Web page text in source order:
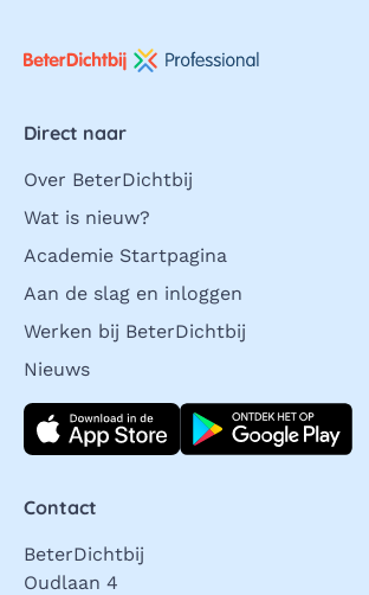
Direct naar
Over BeterDichtbij
Wat is nieuw?
Academie Startpagina
Aan de slag en inloggen
Werken bij BeterDichtbij
Nieuws
Download direct
Contact
BeterDichtbij
Oudlaan 4